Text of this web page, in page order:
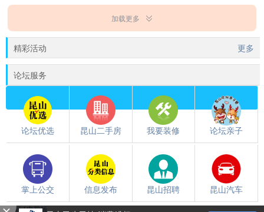
加载更多
精彩活动 更多
论坛服务
论坛优选 昆山二手房 我要装修 论坛亲子
掌上公交 信息发布 昆山招聘 昆山汽车
触屏版/电脑版